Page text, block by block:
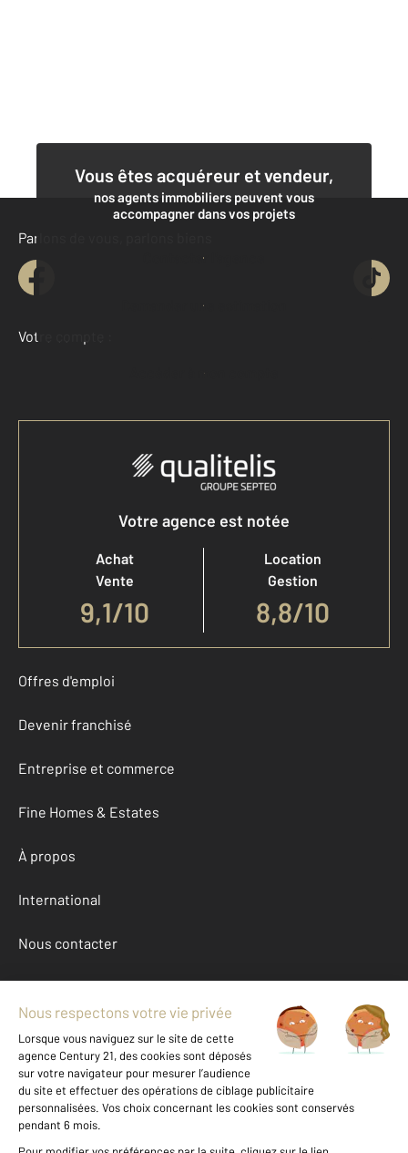
Vous êtes acquéreur et vendeur,
nos agents immobiliers peuvent vous
accompagner dans vos projets
Contacter l'agence
Demander une estimation
Parlons de vous, parlons biens
Votre compte :
Accéder à mon compte
Votre agence est notée
Achat
Vente
9,1/10
Location
Gestion
8,8/10
Offres d'emploi
Devenir franchisé
Entreprise et commerce
Fine Homes & Estates
À propos
International
Nous contacter
Mentions légales & CGU et Barèmes d'honoraires
Données personnelles
Gestionnaire des cookies